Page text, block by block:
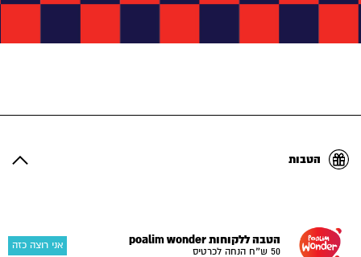
הטבות
הטבה ללקוחות poalim wonder
50 ש״ח הנחה לכרטיס
אני רוצה כזה